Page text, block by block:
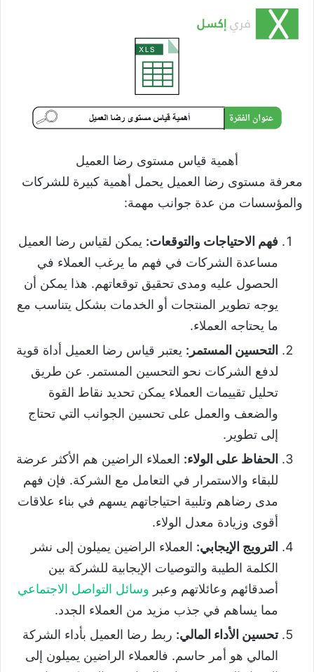
أهمية قياس مستوى رضا العميل
معرفة مستوى رضا العميل يحمل أهمية كبيرة للشركات
والمؤسسات من عدة جوانب مهمة:
فهم الاحتياجات والتوقعات: يمكن لقياس رضا العميل
مساعدة الشركات في فهم ما يرغب العملاء في
الحصول عليه ومدى تحقيق توقعاتهم. هذا يمكن أن
يوجه تطوير المنتجات أو الخدمات بشكل يتناسب مع
ما يحتاجه العملاء.
التحسين المستمر: يعتبر قياس رضا العميل أداة قوية
لدفع الشركات نحو التحسين المستمر. عن طريق
تحليل تقييمات العملاء يمكن تحديد نقاط القوة
والضعف والعمل على تحسين الجوانب التي تحتاج
إلى تطوير.
الحفاظ على الولاء: العملاء الراضين هم الأكثر عرضة
للبقاء والاستمرار في التعامل مع الشركة. فإن فهم
مدى رضاهم وتلبية احتياجاتهم يسهم في بناء علاقات
أقوى وزيادة معدل الولاء.
الترويج الإيجابي: العملاء الراضين يميلون إلى نشر
الكلمة الطيبة والتوصيات الإيجابية للشركة بين
أصدقائهم وعائلاتهم وعبر وسائل التواصل الاجتماعي
مما يساهم في جذب مزيد من العملاء الجدد.
تحسين الأداء المالي: ربط رضا العميل بأداء الشركة
المالي هو أمر حاسم. فالعملاء الراضين يميلون إلى